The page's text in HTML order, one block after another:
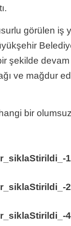
görülen iş
şekilde
ve mağdur
bir